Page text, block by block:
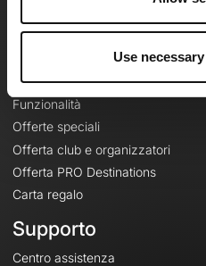
Use
Le Mag'
Mappe di base topografiche
Funzionalità
Offerte speciali
Offerta club e organizzatori
Offerta PRO Destinations
Carta regalo
Supporto
Centro assistenza